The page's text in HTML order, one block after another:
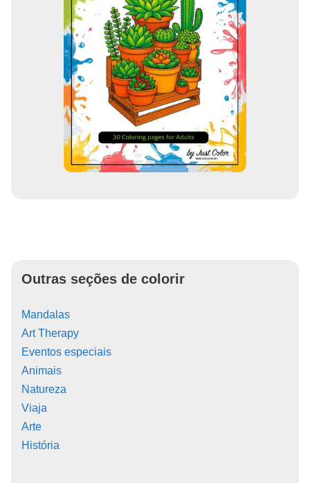
Outras seções de colorir
Mandalas
Art Therapy
Eventos especiais
Animais
Natureza
Viaja
Arte
História